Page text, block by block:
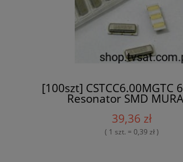
[100szt] CSTCC6.00MGTC
Resonator SMD
39,36 zł
( 1 szt. = 0,39 zł )